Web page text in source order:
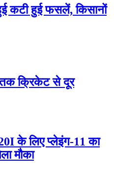
कटी हुई फसलें, किसानों
तक क्रिकेट से दूर
के लिए प्लेइंग-11 का
मौका